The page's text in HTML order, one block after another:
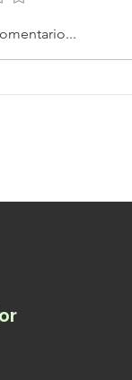
Innovation
fondos para